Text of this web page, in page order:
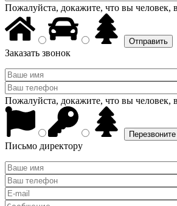
Пожалуйста, докажите, что вы человек,
Заказать звонок
Пожалуйста, докажите, что вы человек,
Письмо директору